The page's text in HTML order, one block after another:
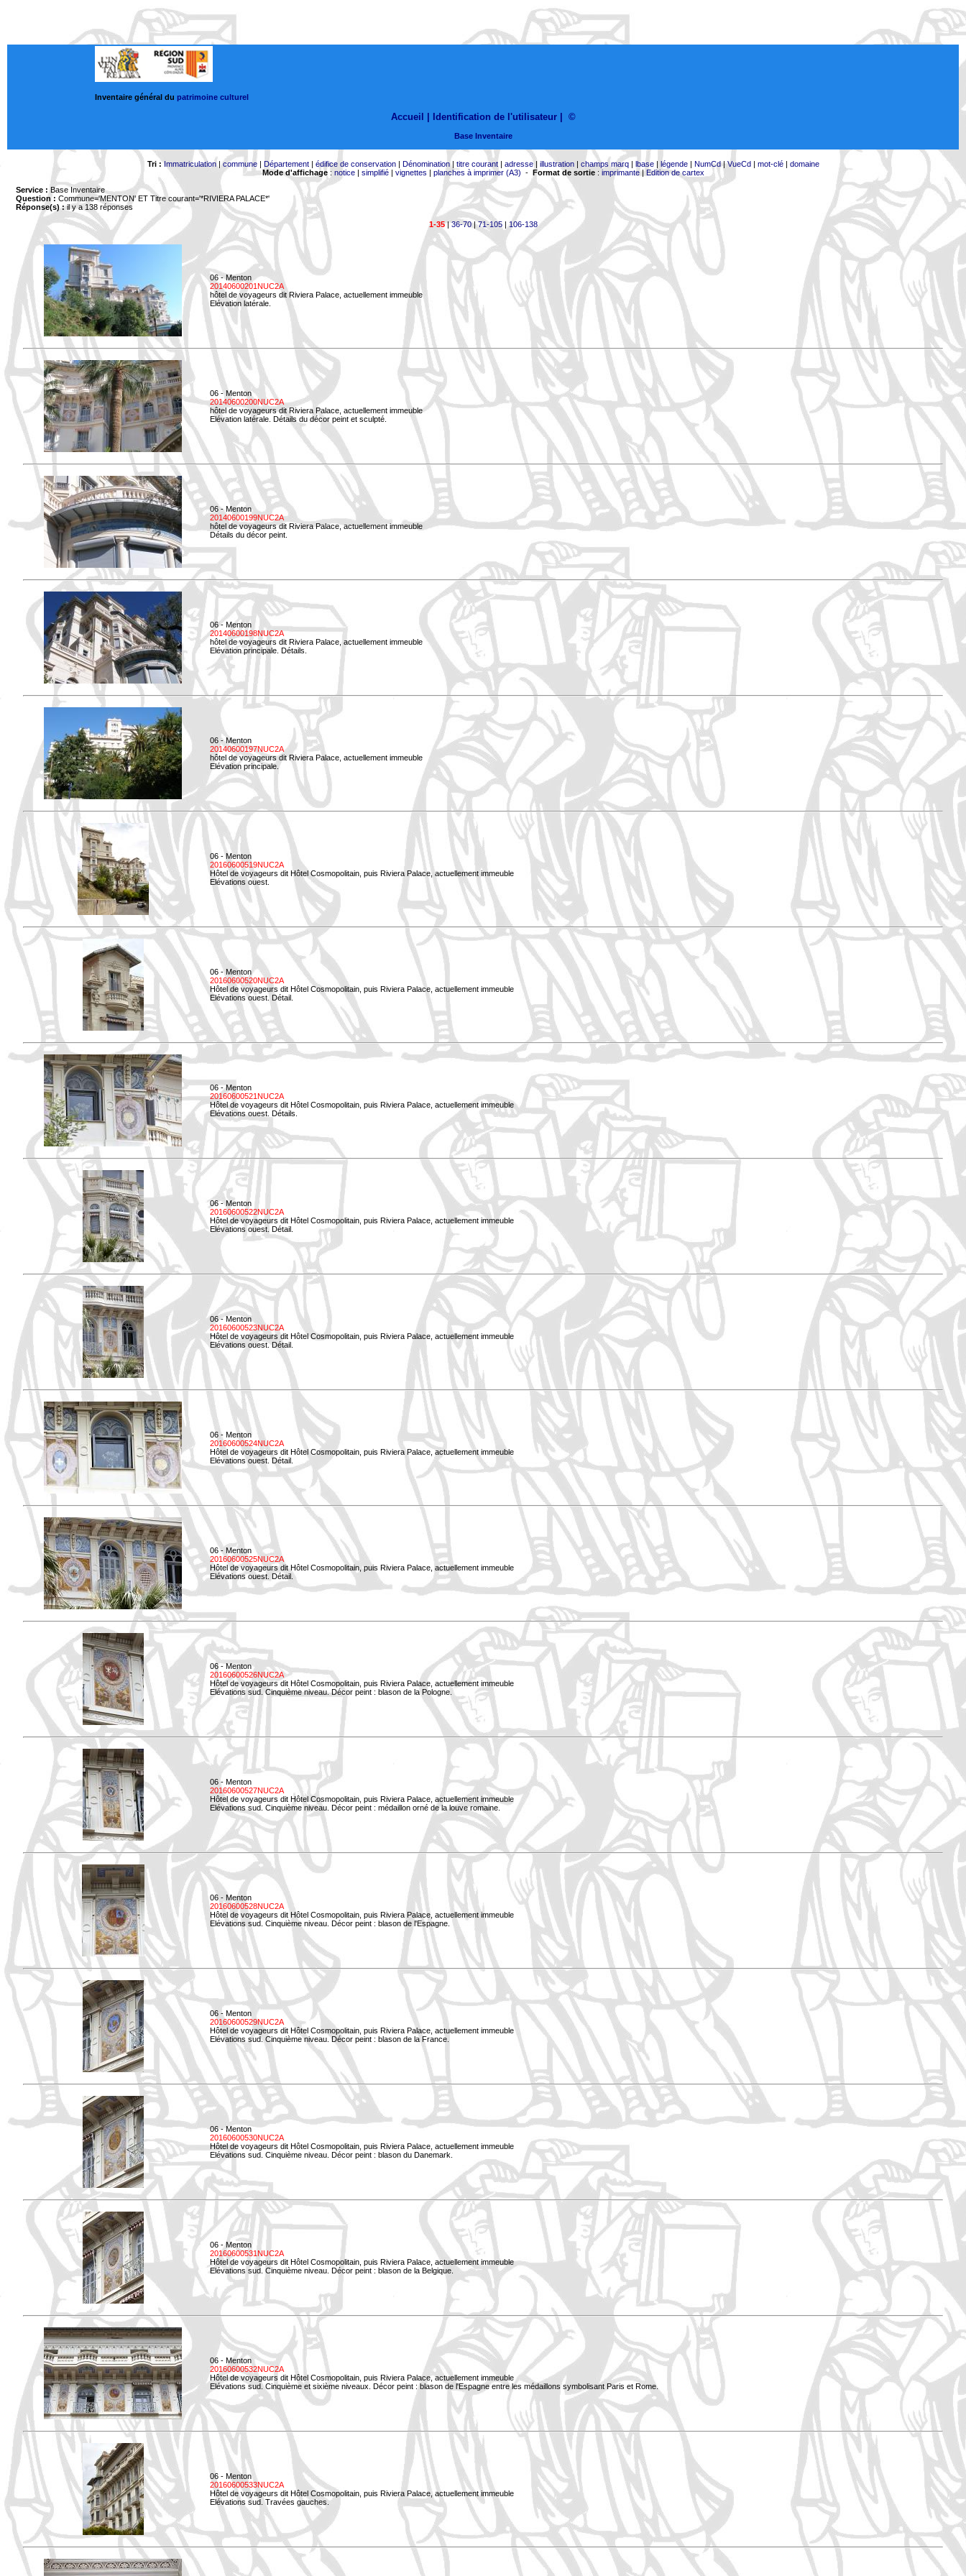
Inventaire général du patrimoine culturel
Accueil | Identification de l'utilisateur ©
Base Inventaire
Tri : Immatriculation|commune| Département| édifice de conservation| Dénomination| titre courant| adresse| illustration| champs marq| lbase| légende| NumCd|VueCd| mot-clé| domaine
Mode d'affichage: notice| simplifié| vignettes | planches à imprimer (A3) - Format de sortie: imprimante|Edition de cartex
Service : Base Inventaire
Question : Commune='MENTON' ET Titre courant='*RIVIERA PALACE*'
Réponse(s) :il y a 138 réponses
1-35|36-70|71-105| 106-138
06 - Menton
20140600201NUC2A
hôtel de voyageurs dit Riviera Palace, actuellement immeuble
Elévation latérale.
06 - Menton
20140600200NUC2A
hôtel de voyageurs dit Riviera Palace, actuellement immeuble
Elévation latérale. Détails du décor peint et sculpté.
06 - Menton
20140600199NUC2A
hôtel de voyageurs dit Riviera Palace, actuellement immeuble
Détails du décor peint.
06 - Menton
20140600198NUC2A
hôtel de voyageurs dit Riviera Palace, actuellement immeuble
Elévation principale. Détails.
06 - Menton
20140600197NUC2A
hôtel de voyageurs dit Riviera Palace, actuellement immeuble
Elévation principale.
06 - Menton
20160600519NUC2A
Hôtel de voyageurs dit Hôtel Cosmopolitain, puis Riviera Palace, actuellement immeuble
Elévations ouest.
06 - Menton
20160600520NUC2A
Hôtel de voyageurs dit Hôtel Cosmopolitain, puis Riviera Palace, actuellement immeuble
Elévations ouest. Détail.
06 - Menton
20160600521NUC2A
Hôtel de voyageurs dit Hôtel Cosmopolitain, puis Riviera Palace, actuellement immeuble
Elévations ouest. Détails.
06 - Menton
20160600522NUC2A
Hôtel de voyageurs dit Hôtel Cosmopolitain, puis Riviera Palace, actuellement immeuble
Elévations ouest. Détail.
06 - Menton
20160600523NUC2A
Hôtel de voyageurs dit Hôtel Cosmopolitain, puis Riviera Palace, actuellement immeuble
Elévations ouest. Détail.
06 - Menton
20160600524NUC2A
Hôtel de voyageurs dit Hôtel Cosmopolitain, puis Riviera Palace, actuellement immeuble
Elévations ouest. Détail.
06 - Menton
20160600525NUC2A
Hôtel de voyageurs dit Hôtel Cosmopolitain, puis Riviera Palace, actuellement immeuble
Elévations ouest. Détail.
06 - Menton
20160600526NUC2A
Hôtel de voyageurs dit Hôtel Cosmopolitain, puis Riviera Palace, actuellement immeuble
Elévations sud. Cinquième niveau. Décor peint : blason de la Pologne.
06 - Menton
20160600527NUC2A
Hôtel de voyageurs dit Hôtel Cosmopolitain, puis Riviera Palace, actuellement immeuble
Elévations sud. Cinquième niveau. Décor peint : médaillon orné de la louve romaine.
06 - Menton
20160600528NUC2A
Hôtel de voyageurs dit Hôtel Cosmopolitain, puis Riviera Palace, actuellement immeuble
Elévations sud. Cinquième niveau. Décor peint : blason de l'Espagne.
06 - Menton
20160600529NUC2A
Hôtel de voyageurs dit Hôtel Cosmopolitain, puis Riviera Palace, actuellement immeuble
Elévations sud. Cinquième niveau. Décor peint : blason de la France.
06 - Menton
20160600530NUC2A
Hôtel de voyageurs dit Hôtel Cosmopolitain, puis Riviera Palace, actuellement immeuble
Elévations sud. Cinquième niveau. Décor peint : blason du Danemark.
06 - Menton
20160600531NUC2A
Hôtel de voyageurs dit Hôtel Cosmopolitain, puis Riviera Palace, actuellement immeuble
Elévations sud. Cinquième niveau. Décor peint : blason de la Belgique.
06 - Menton
20160600532NUC2A
Hôtel de voyageurs dit Hôtel Cosmopolitain, puis Riviera Palace, actuellement immeuble
Elévations sud. Cinquième et sixième niveaux. Décor peint : blason de l'Espagne entre les médaillons symbolisant Paris et Rome.
06 - Menton
20160600533NUC2A
Hôtel de voyageurs dit Hôtel Cosmopolitain, puis Riviera Palace, actuellement immeuble
Elévations sud. Travées gauches.